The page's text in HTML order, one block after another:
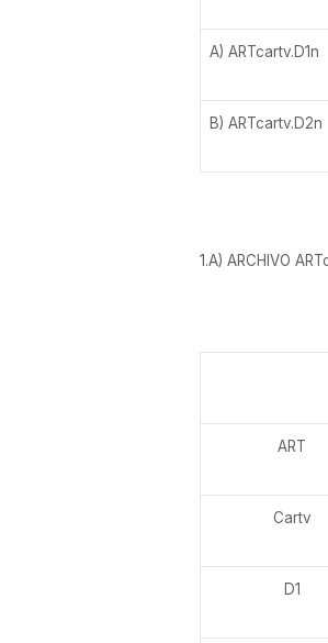
A) ARTcartv.D1n
B) ARTcartv.D2n
1.A) ARCHIVO
ART
Cartv
D1